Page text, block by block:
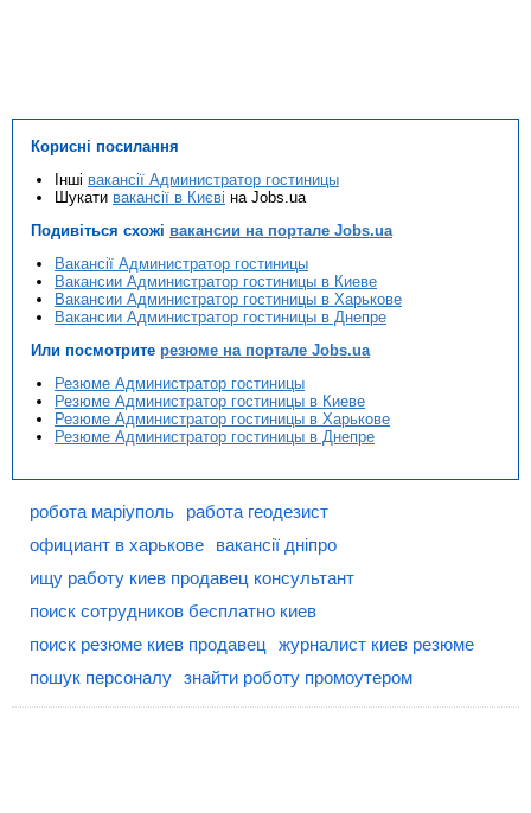
Корисні посилання
Інші вакансії Администратор гостиницы
Шукати вакансії в Києві на Jobs.ua
Подивіться схожі вакансии на портале Jobs.ua
Вакансії Администратор гостиницы
Вакансии Администратор гостиницы в Киеве
Вакансии Администратор гостиницы в Харькове
Вакансии Администратор гостиницы в Днепре
Или посмотрите резюме на портале Jobs.ua
Резюме Администратор гостиницы
Резюме Администратор гостиницы в Киеве
Резюме Администратор гостиницы в Харькове
Резюме Администратор гостиницы в Днепре
робота маріуполь
работа геодезист
официант в харькове
вакансії дніпро
ищу работу киев продавец консультант
поиск сотрудников бесплатно киев
поиск резюме киев продавец журналист киев резюме
пошук персоналу знайти роботу промоутером